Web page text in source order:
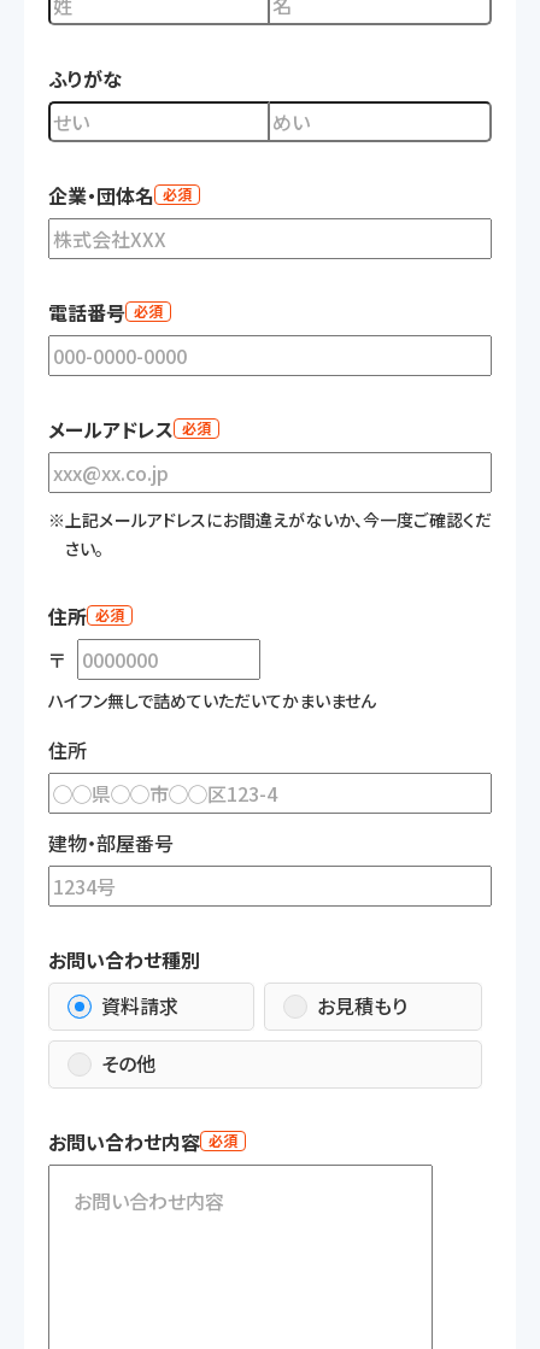
ふりがな
企業・団体名 必須
電話番号 必須
メールアドレス 必須
※上記メールアドレスにお間違えがないか、今一度ご確認くだ
さい。
住所 必須
〒
ハイフン無しで詰めていただいてかまいません
住所
建物・部屋番号
お問い合わせ種別
資料請求
お見積もり
その他
お問い合わせ内容 必須